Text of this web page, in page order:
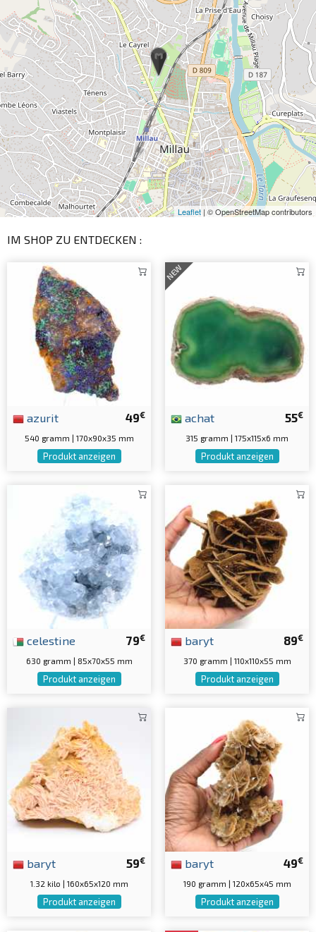
Leaflet | © OpenStreetMap contributors
IM SHOP ZU ENTDECKEN :
49€
azurit
540 gramm | 170x90x35 mm
Produkt anzeigen
NEW
55€
achat
315 gramm | 175x115x6 mm
Produkt anzeigen
79€
celestine
630 gramm | 85x70x55 mm
Produkt anzeigen
89€
baryt
370 gramm | 110x110x55 mm
Produkt anzeigen
59€
baryt
1.32 kilo | 160x65x120 mm
Produkt anzeigen
49€
baryt
190 gramm | 120x65x45 mm
Produkt anzeigen